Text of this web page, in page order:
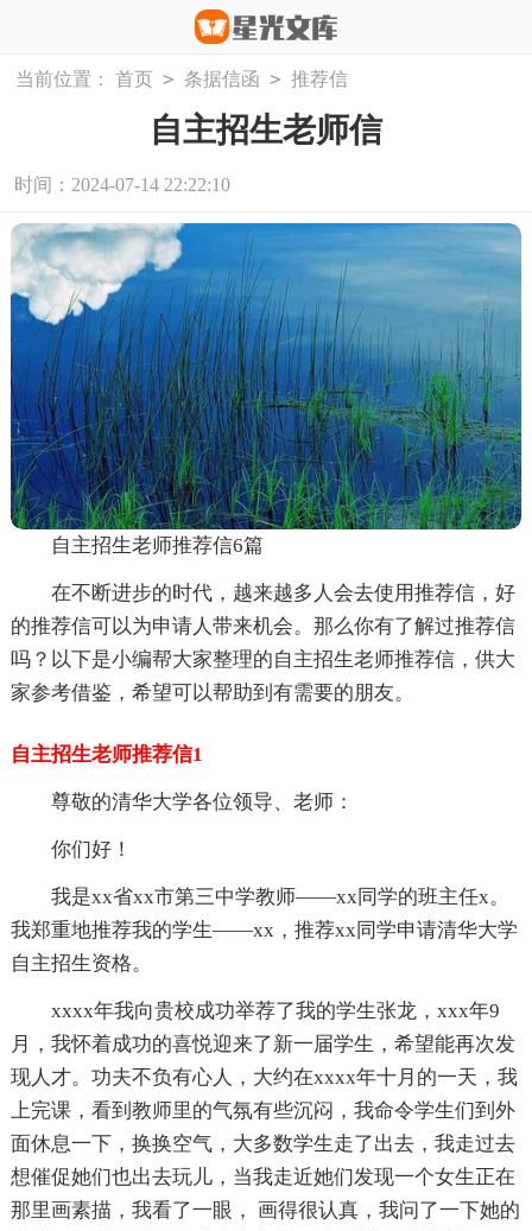
当前位置： 首页 > 条据信函 > 推荐信
自主招生老师信
时间：2024-07-14 22:22:10
自主招生老师推荐信6篇
在不断进步的时代，越来越多人会去使用推荐信，好
的推荐信可以为申请人带来机会。那么你有了解过推荐信
吗？以下是小编帮大家整理的自主招生老师推荐信，供大
家参考借鉴，希望可以帮助到有需要的朋友。
自主招生老师推荐信1
尊敬的清华大学各位领导、老师：
你们好！
我是xx省xx市第三中学教师——xx同学的班主任x。
我郑重地推荐我的学生——xx，推荐xx同学申请清华大学
自主招生资格。
xxxx年我向贵校成功举荐了我的学生张龙，xxx年9
月，我怀着成功的喜悦迎来了新一届学生，希望能再次发
现人才。功夫不负有心人，大约在xxxx年十月的一天，我
上完课，看到教师里的气氛有些沉闷，我命令学生们到外
面休息一下，换换空气，大多数学生走了出去，我走过去
想催促她们也出去玩儿，当我走近她们发现一个女生正在
那里画素描，我看了一眼， 画得很认真，我问了一下她的